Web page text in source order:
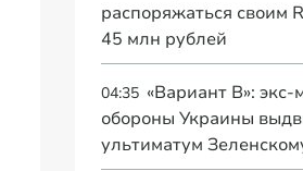
распоряжаться своим
45 млн рублей
04:35 «Вариант B»: экс-
обороны Украины
ультиматум